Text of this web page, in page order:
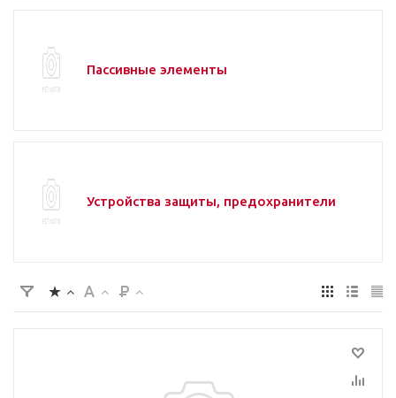
Пассивные элементы
Устройства защиты, предохранители